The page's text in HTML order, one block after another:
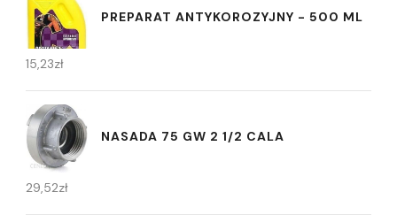
PREPARAT ANTYKOROZYJNY - 500 ML
15,23zł
NASADA 75 GW 2 1/2 CALA
29,52zł